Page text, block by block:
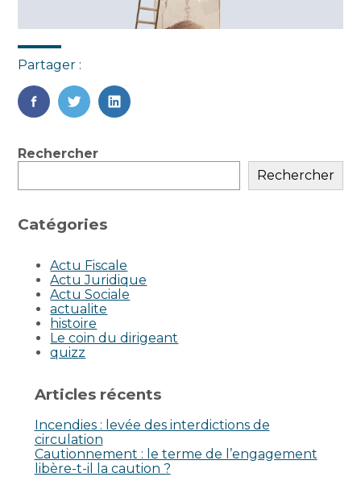
Partager :
FaceBook
TwitterLinkedIn
Blog
Rechercher
Rechercher
Catégories
Actu Fiscale
Actu Juridique
Actu Sociale
actualite
histoire
Le coin du dirigeant
quizz
Articles récents
Incendies : levée des interdictions de
circulation
Cautionnement : le terme de l’engagement
libère-t-il la caution ?